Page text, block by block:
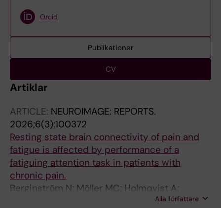
Orcid
Publikationer
CV
Artiklar
ARTICLE: NEUROIMAGE: REPORTS.
2026;6(3):100372
Resting state brain connectivity of pain and
fatigue is affected by performance of a
fatiguing attention task in patients with
chronic pain.
Berginström N; Möller MC; Holmqvist A;
Löfgren M; Stålnacke B-M; Nordin LEAlla författare